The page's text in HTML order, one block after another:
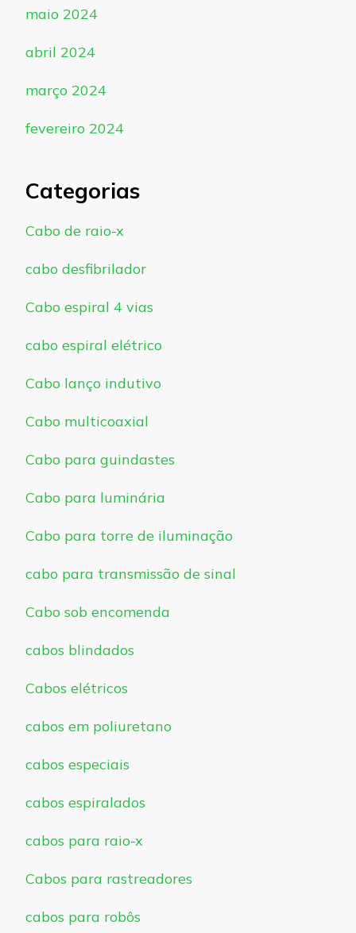
maio 2024
abril 2024
março 2024
fevereiro 2024
Categorias
Cabo de raio-x
cabo desfibrilador
Cabo espiral 4 vias
cabo espiral elétrico
Cabo lanço indutivo
Cabo multicoaxial
Cabo para guindastes
Cabo para luminária
Cabo para torre de iluminação
cabo para transmissão de sinal
Cabo sob encomenda
cabos blindados
Cabos elétricos
cabos em poliuretano
cabos especiais
cabos espiralados
cabos para raio-x
Cabos para rastreadores
cabos para robôs